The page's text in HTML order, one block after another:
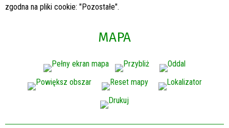
zgodna na pliki cookie: "Pozostałe".
MAPA